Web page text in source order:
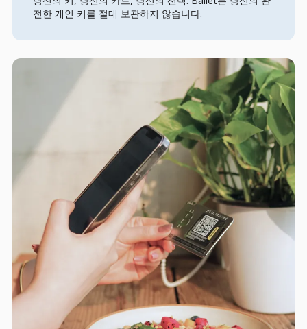
전한 개인 키를 절대 보관하지 않습니다.